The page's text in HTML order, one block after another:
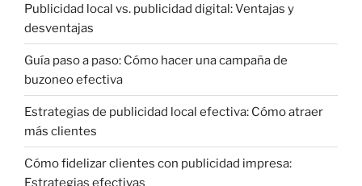
Publicidad local vs. publicidad digital: Ventajas y
desventajas
Guía paso a paso: Cómo hacer una campaña de
buzoneo efectiva
Estrategias de publicidad local efectiva: Cómo atraer
más clientes
Cómo fidelizar clientes con publicidad impresa:
Estrategias efectivas